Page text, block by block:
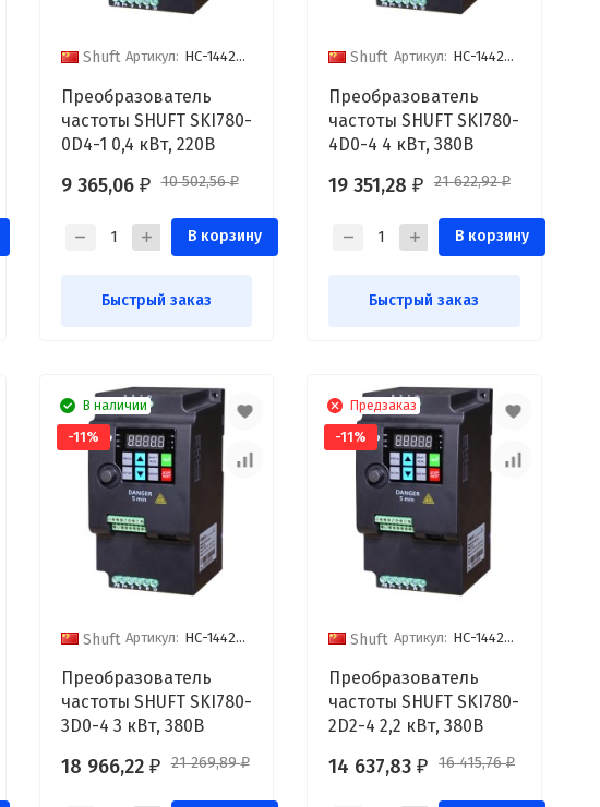
Shuft Артикул: НС-1442798
Преобразователь
частоты SHUFT SKI780-
0D4-1 0,4 кВт, 220В
9 365,06 ₽ 10 502,56₽
В корзину
Быстрый заказ
Shuft Артикул: НС-1442807
Преобразователь
частоты SHUFT SKI780-
4D0-4 4 кВт, 380В
19 351,28 ₽ 21 622,92₽
В корзину
Быстрый заказ
-11%
В наличии
Shuft Артикул: НС-1442806
Преобразователь
частоты SHUFT SKI780-
3D0-4 3 кВт, 380В
18 966,22 ₽ 21 269,89₽
-11%
Предзаказ
Shuft Артикул: НС-1442805
Преобразователь
частоты SHUFT SKI780-
2D2-4 2,2 кВт, 380В
14 637,83 ₽ 16 415,76₽